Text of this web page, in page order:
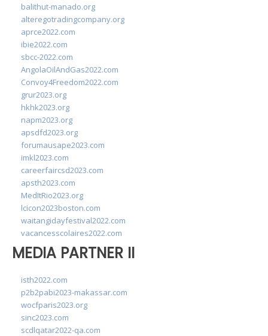
balithut-manado.org
alteregotradingcompany.org
aprce2022.com
ibie2022.com
sbcc-2022.com
AngolaOilAndGas2022.com
Convoy4Freedom2022.com
grur2023.org
hkhk2023.org
napm2023.org
apsdfd2023.org
forumausape2023.com
imkl2023.com
careerfaircsd2023.com
apsth2023.com
MedItRio2023.org
lcicon2023boston.com
waitangidayfestival2022.com
vacancesscolaires2022.com
MEDIA PARTNER II
isth2022.com
p2b2pabi2023-makassar.com
wocfparis2023.org
sinc2023.com
scdlqatar2022-qa.com